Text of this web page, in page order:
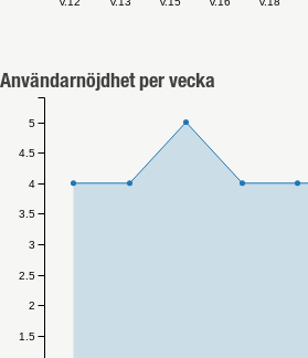
Användarnöjdhet per vecka
1.5
2
2.5
3
3.5
4
4.5
5